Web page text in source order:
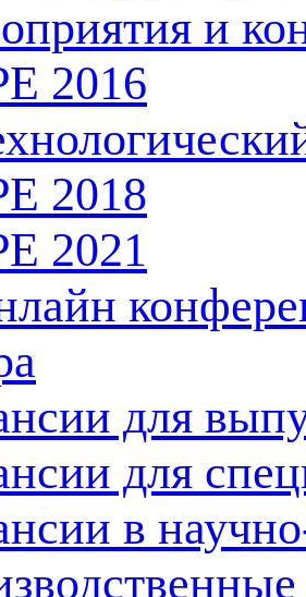
и
2016
2018
2021
для
для
в